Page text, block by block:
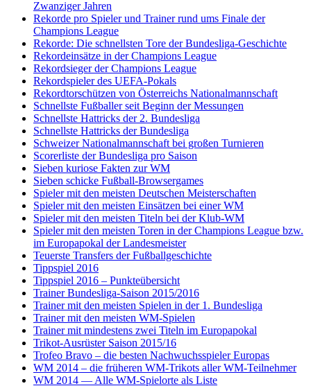
Zwanziger Jahren
Rekorde pro Spieler und Trainer rund ums Finale der
Champions League
Rekorde: Die schnellsten Tore der Bundesliga-Geschichte
Rekordeinsätze in der Champions League
Rekordsieger der Champions League
Rekordspieler des UEFA-Pokals
Rekordtorschützen von Österreichs Nationalmannschaft
Schnellste Fußballer seit Beginn der Messungen
Schnellste Hattricks der 2. Bundesliga
Schnellste Hattricks der Bundesliga
Schweizer Nationalmannschaft bei großen Turnieren
Scorerliste der Bundesliga pro Saison
Sieben kuriose Fakten zur WM
Sieben schicke Fußball-Browsergames
Spieler mit den meisten Deutschen Meisterschaften
Spieler mit den meisten Einsätzen bei einer WM
Spieler mit den meisten Titeln bei der Klub-WM
Spieler mit den meisten Toren in der Champions League bzw.
im Europapokal der Landesmeister
Teuerste Transfers der Fußballgeschichte
Tippspiel 2016
Tippspiel 2016 – Punkteübersicht
Trainer Bundesliga-Saison 2015/2016
Trainer mit den meisten Spielen in der 1. Bundesliga
Trainer mit den meisten WM-Spielen
Trainer mit mindestens zwei Titeln im Europapokal
Trikot-Ausrüster Saison 2015/16
Trofeo Bravo – die besten Nachwuchsspieler Europas
WM 2014 – die früheren WM-Trikots aller WM-Teilnehmer
WM 2014 — Alle WM-Spielorte als Liste